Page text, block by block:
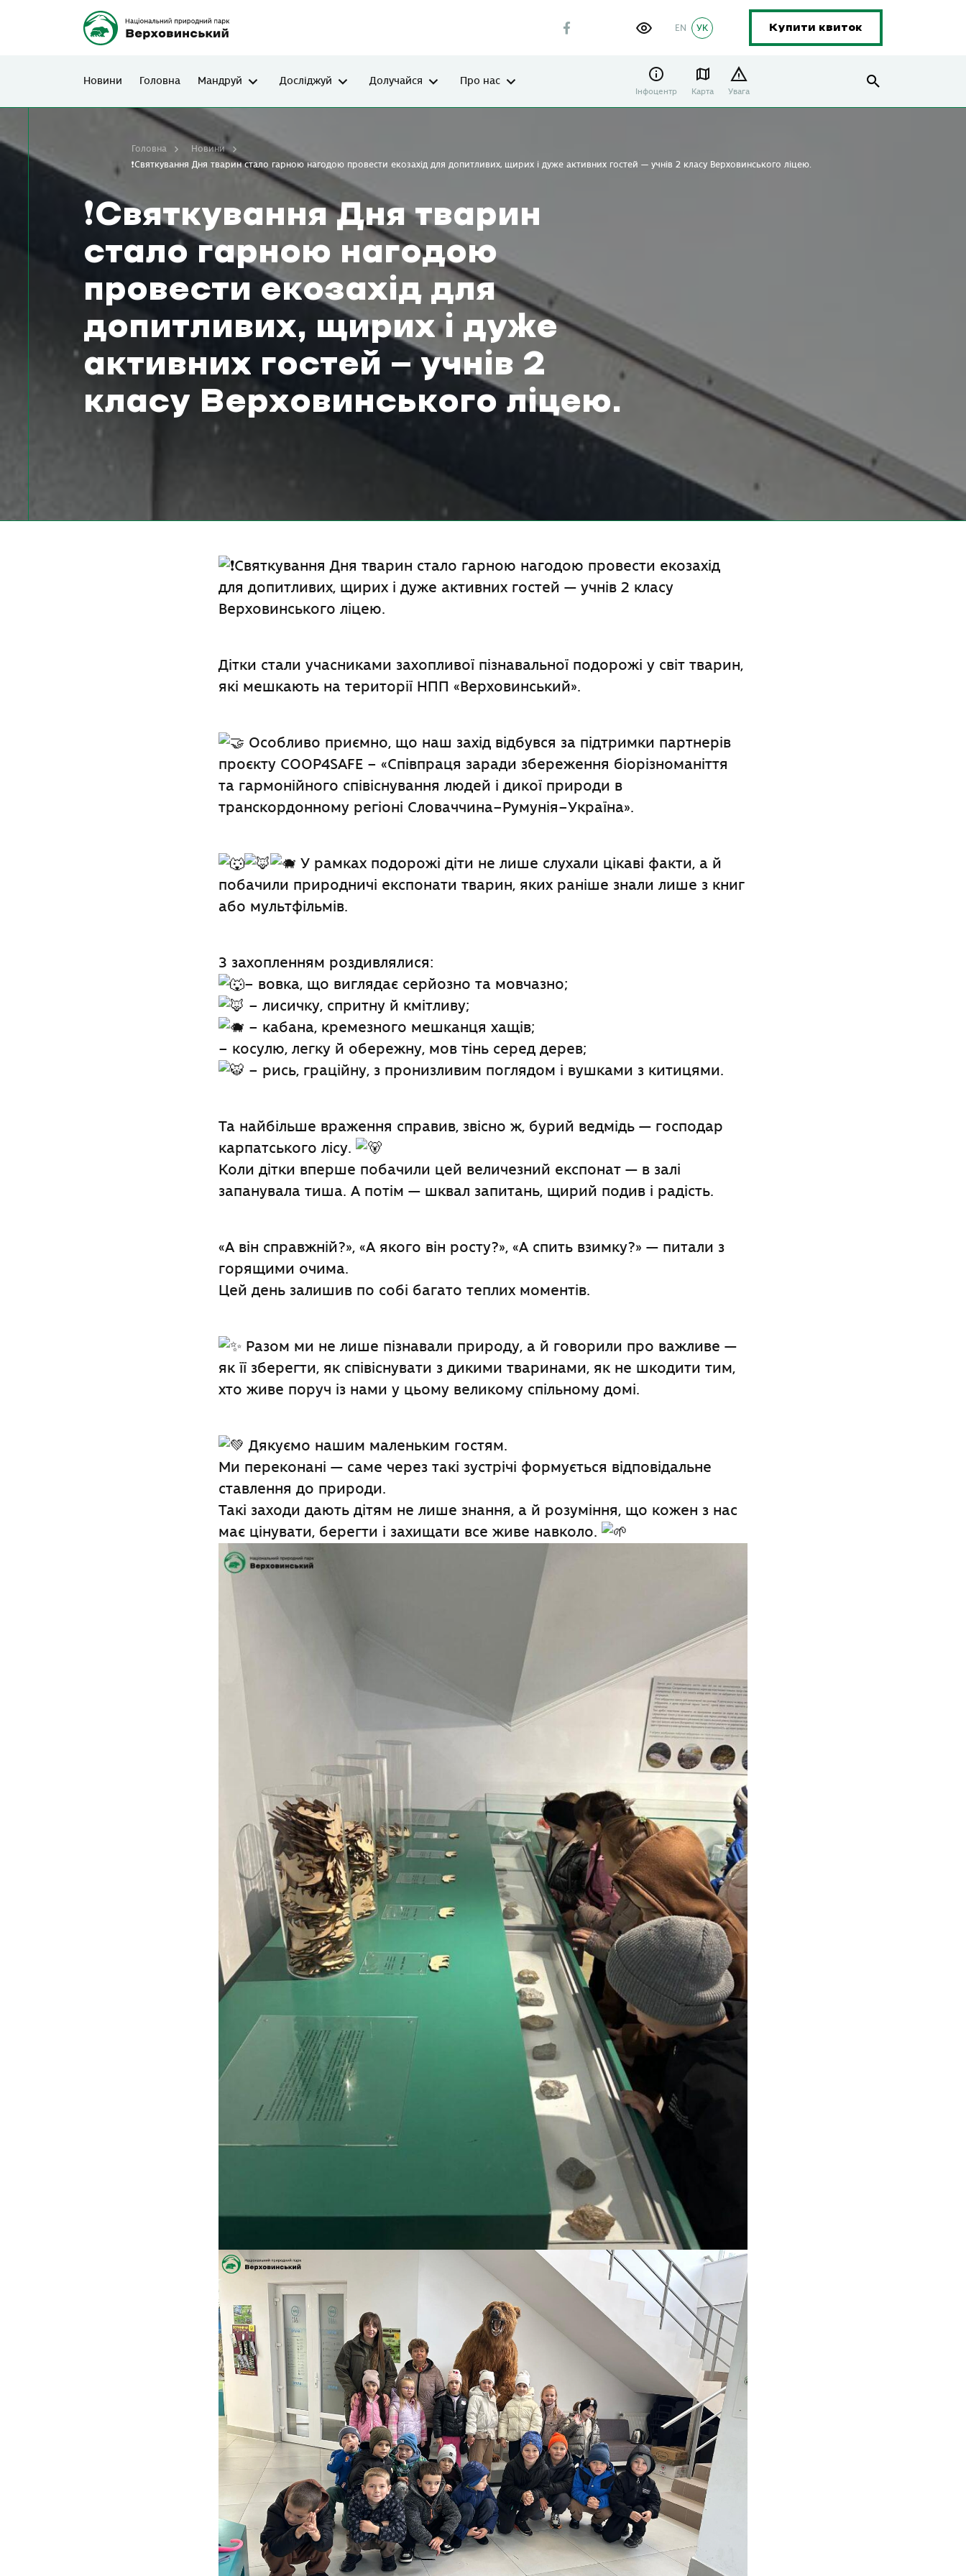
УК
EN Купити квиток
Новини Головна Мандруй Досліджуй Долучайся Про нас
Інфоцентр Карта Увага
❗️Святкування Дня тварин
стало гарною нагодою
провести екозахід для
допитливих, щирих і дуже
активних гостей — учнів 2
класу Верховинського ліцею.
Головна
Новини
❗️Святкування Дня тварин стало гарною нагодою провести екозахід для допитливих, щирих і дуже активних гостей — учнів 2 класу Верховинського ліцею.
Святкування Дня тварин стало гарною нагодою провести екозахід
для допитливих, щирих і дуже активних гостей — учнів 2 класу
Верховинського ліцею.
Дітки стали учасниками захопливої пізнавальної подорожі у світ тварин,
які мешкають на території НПП «Верховинський».
Особливо приємно, що наш захід відбувся за підтримки партнерів
проєкту COOP4SAFE – «Співпраця заради збереження біорізноманіття
та гармонійного співіснування людей і дикої природи в
транскордонному регіоні Словаччина–Румунія–Україна».
У рамках подорожі діти не лише слухали цікаві факти, а й
побачили природничі експонати тварин, яких раніше знали лише з книг
або мультфільмів.
З захопленням роздивлялися:
– вовка, що виглядає серйозно та мовчазно;
– лисичку, спритну й кмітливу;
– кабана, кремезного мешканця хащів;
– косулю, легку й обережну, мов тінь серед дерев;
– рись, граційну, з пронизливим поглядом і вушками з китицями.
Та найбільше враження справив, звісно ж, бурий ведмідь — господар
карпатського лісу.
Коли дітки вперше побачили цей величезний експонат — в залі
запанувала тиша. А потім — шквал запитань, щирий подив і радість.
«А він справжній?», «А якого він росту?», «А спить взимку?» — питали з
горящими очима.
Цей день залишив по собі багато теплих моментів.
Разом ми не лише пізнавали природу, а й говорили про важливе —
як її зберегти, як співіснувати з дикими тваринами, як не шкодити тим,
хто живе поруч із нами у цьому великому спільному домі.
Дякуємо нашим маленьким гостям.
Ми переконані — саме через такі зустрічі формується відповідальне
ставлення до природи.
Такі заходи дають дітям не лише знання, а й розуміння, що кожен з нас
має цінувати, берегти і захищати все живе навколо.